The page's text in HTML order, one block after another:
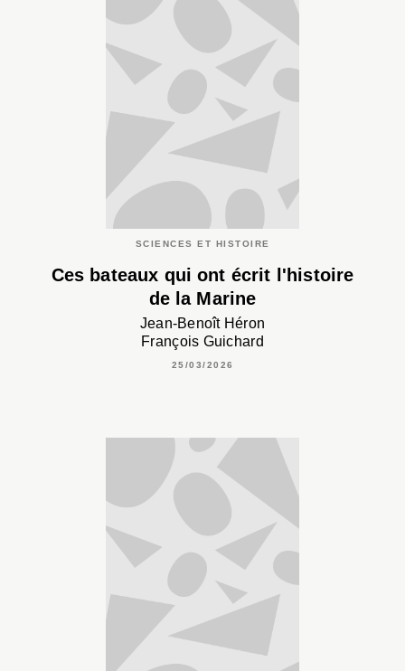
SCIENCES ET HISTOIRE
Ces bateaux qui ont écrit l'histoire
de la Marine
Jean-Benoît Héron
François Guichard
25/03/2026